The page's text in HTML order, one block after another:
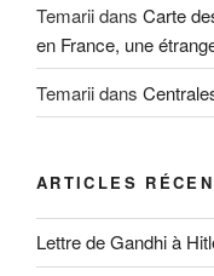
Temariidans Carte
en France, une
Temariidans
ARTICLES
Lettre de Gandhi à